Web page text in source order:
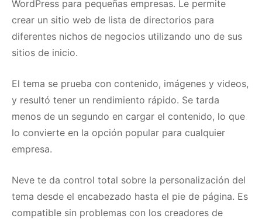
WordPress para pequeñas empresas. Le permite
crear un sitio web de lista de directorios para
diferentes nichos de negocios utilizando uno de sus
sitios de inicio.
El tema se prueba con contenido, imágenes y videos,
y resultó tener un rendimiento rápido. Se tarda
menos de un segundo en cargar el contenido, lo que
lo convierte en la opción popular para cualquier
empresa.
Neve te da control total sobre la personalización del
tema desde el encabezado hasta el pie de página. Es
compatible sin problemas con los creadores de